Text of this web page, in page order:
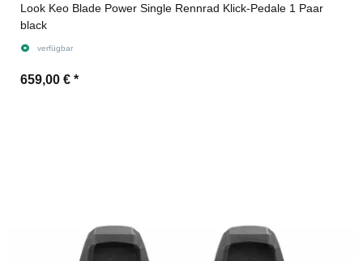
Look Keo Blade Power Single Rennrad Klick-Pedale 1 Paar
black
verfügbar
659,00 € *